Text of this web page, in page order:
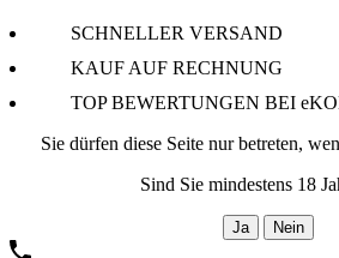
SCHNELLER VERSAND
KAUF AUF RECHNUNG
TOP BEWERTUNGEN BEI
Sie dürfen diese Seite nur betreten,
Sind Sie mindestens 18
Ja Nein